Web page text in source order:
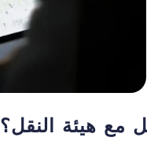
مع هيئة النقل؟